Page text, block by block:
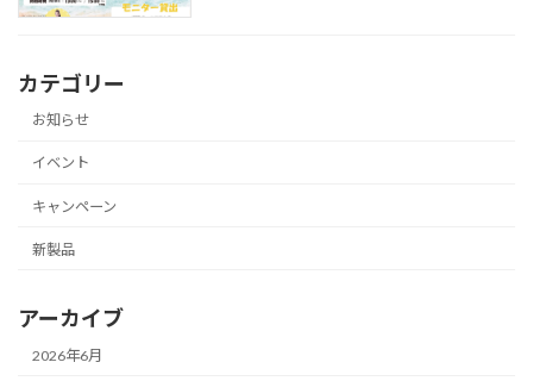
カテゴリー
お知らせ
イベント
キャンペーン
新製品
アーカイブ
2026年6月